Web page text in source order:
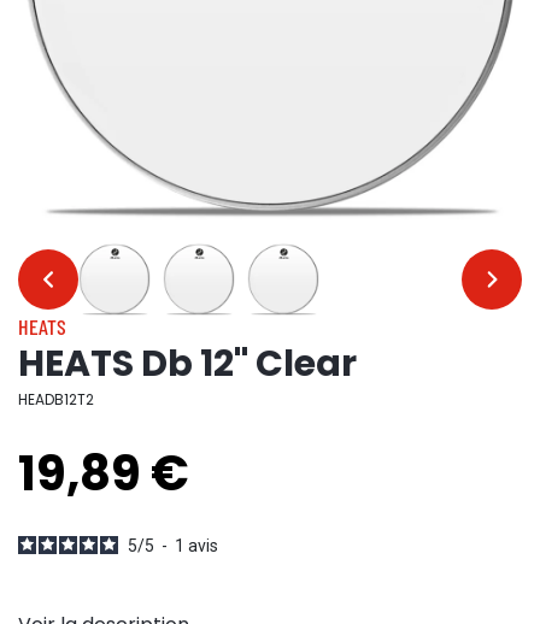
… …
HEATS
HEATS Db 12" Clear
HEADB12T2
19,89 €
5/5 - 1 avis